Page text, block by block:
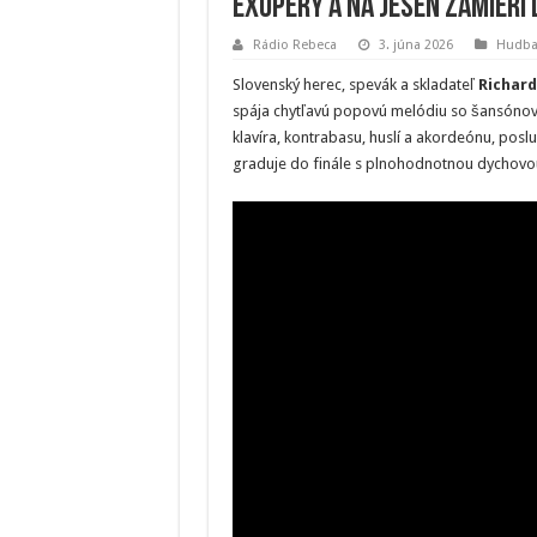
Exupéry a na jeseň
Rádio Rebeca 3. júna 2026 Hudba
Slovenský herec, spevák a skladateľ
spája chytľavú popovú melódiu so
klavíra, kontrabasu, huslí a akordeónu,
graduje do finále s plnohodnotnou